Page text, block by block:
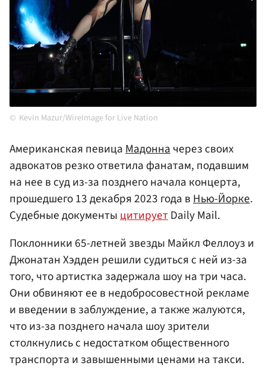
Kevin Mazur/WireImage for Live Nation
Американская певицаМадонначерез своих
адвокатов резко ответила фанатам, подавшим
на нее в суд из-за позднего начала концерта,
прошедшего 13 декабря 2023 года вНью-Йорке.
Судебные документыцитируетDaily Mail.
Поклонники 65-летней звезды Майкл Феллоуз и
Джонатан Хэдден решили судиться с ней из-за
того, что артистка задержала шоу на три часа.
Они обвиняют ее в недобросовестной рекламе
и введении в заблуждение, а также жалуются,
что из-за позднего начала шоу зрители
столкнулись с недостатком общественного
транспорта и завышенными ценами на такси.